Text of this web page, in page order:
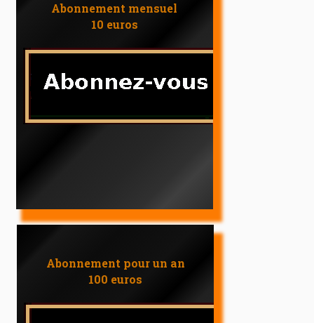
Abonnement mensuel
10 euros
Abonnement pour un an
100 euros